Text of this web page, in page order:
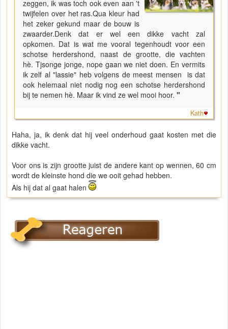
zeggen, ik was toch ook even aan 't
twijfelen over het ras.Qua kleur had
het zeker gekund maar de bouw is
zwaarder.Denk dat er wel een dikke vacht zal
opkomen. Dat is wat me vooral tegenhoudt voor een
schotse herdershond, naast de grootte, die vachten
hè. Tjsonge jonge, nope gaan we niet doen. En vermits
ik zelf al "lassie" heb volgens de meest mensen is dat
ook helemaal niet nodig nog een schotse herdershond
bij te nemen hè. Maar ik vind ze wel mooi hoor. "
Kath
Haha, ja, ik denk dat hij veel onderhoud gaat kosten met die
dikke vacht.
Voor ons is zijn grootte juist de andere kant op wennen, 60 cm
wordt de kleinste hond die we ooit gehad hebben.
Als hij dat al gaat halen